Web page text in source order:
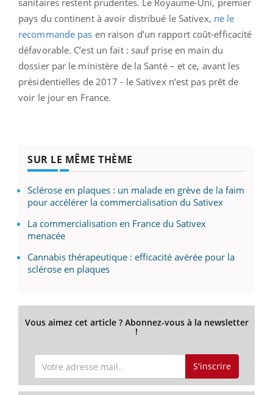
pays du continent à avoir distribué le Sativex, ne le
recommande pas en raison d’un rapport coût-efficacité
défavorable. C’est un fait : sauf prise en main du
dossier par le ministère de la Santé – et ce, avant les
présidentielles de 2017 - le Sativex n’est pas prêt de
voir le jour en France.
SUR LE MÊME THÈME
Sclérose en plaques : un malade en grève de la faim
pour accélérer la commercialisation du Sativex
La commercialisation en France du Sativex
menacée
Cannabis thérapeutique : efficacité avérée pour la
sclérose en plaques
Vous aimez cet article ? Abonnez-vous à la newsletter
!
S'inscrire